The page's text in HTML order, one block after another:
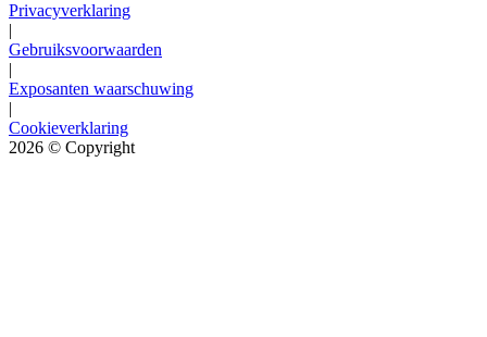
Privacyverklaring
|
Gebruiksvoorwaarden
|
Exposanten waarschuwing
|
Cookieverklaring
2026 © Copyright